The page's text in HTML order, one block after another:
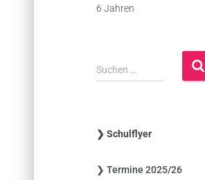
6 Jahren
S
u
n
a
Suchen …
❯ Schulflyer
❯ Termine 2025/26